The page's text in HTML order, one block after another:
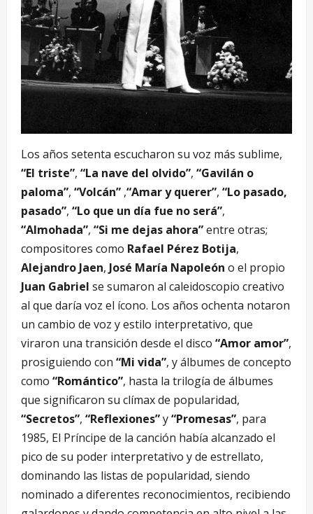
Los años setenta escucharon su voz más sublime,
“El triste”, “La nave del olvido”, “Gavilán o
paloma”, “Volcán” ,“Amar y querer”, “Lo pasado,
pasado”, “Lo que un día fue no será”,
“Almohada”, “Si me dejas ahora”entre otras;
compositores como Rafael Pérez Botija,
Alejandro Jaen, José María Napoleón o el propio
Juan Gabriel se sumaron al caleidoscopio creativo
al que daría voz el ícono. Los años ochenta notaron
un cambio de voz y estilo interpretativo, que
viraron una transición desde el disco “Amor amor”,
prosiguiendo con “Mi vida”, y álbumes de concepto
como “Romántico”, hasta la trilogía de álbumes
que significaron su clímax de popularidad,
“Secretos”, “Reflexiones”y“Promesas”, para
1985, El Príncipe de la canción había alcanzado el
pico de su poder interpretativo y de estrellato,
dominando las listas de popularidad, siendo
nominado a diferentes reconocimientos, recibiendo